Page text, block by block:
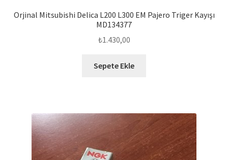
Orjinal Mitsubishi Delica L200 L300 EM Pajero Triger Kayışı
MD134377
₺1.430,00
Sepete Ekle